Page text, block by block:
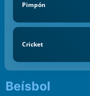
Pimpón
Cricket
Beísbol